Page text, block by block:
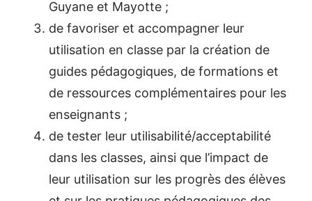
Guyane et Mayotte ;
de favoriser et accompagner leur
utilisation en classe par la création de
guides pédagogiques, de formations et
de ressources complémentaires pour les
enseignants ;
de tester leur utilisabilité/acceptabilité
dans les classes, ainsi que l’impact de
leur utilisation sur les progrès des élèves